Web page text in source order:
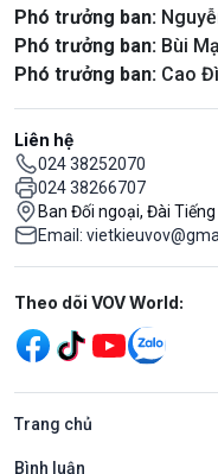
Phó trưởng ban:
Phó trưởng ban: Bùi
Phó trưởng ban: Cao
Liên hệ
024 38252070
024 38266707
Ban Đối ngoại, Đài
Email:
Mạng xã hội
Theo dõi VOV World:
Trang chủ
Bình luận